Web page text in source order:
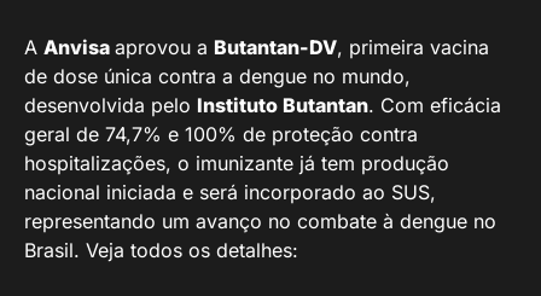
A Anvisa aprovou a Butantan-DV, primeira vacina
de dose única contra a dengue no mundo,
desenvolvida pelo Instituto Butantan. Com eficácia
geral de 74,7% e 100% de proteção contra
hospitalizações, o imunizante já tem produção
nacional iniciada e será incorporado ao SUS,
representando um avanço no combate à dengue no
Brasil. Veja todos os detalhes: